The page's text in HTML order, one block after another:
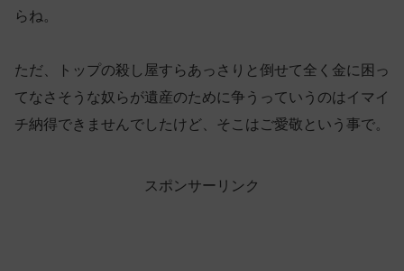
らね。
ただ、トップの殺し屋すらあっさりと倒せて全く金に困っ
てなさそうな奴らが遺産のために争うっていうのはイマイ
チ納得できませんでしたけど、そこはご愛敬という事で。
スポンサーリンク